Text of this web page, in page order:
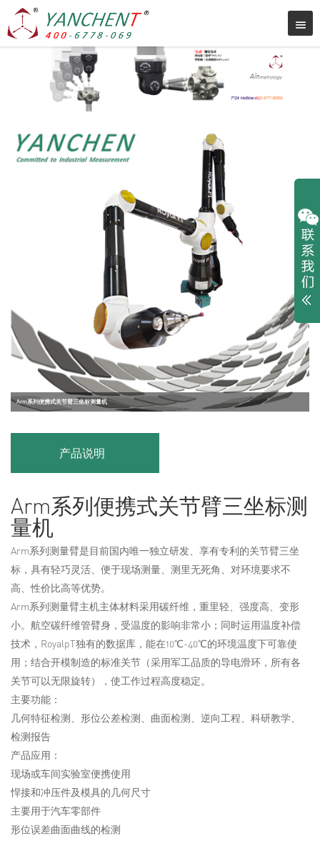
Arm系列便携式关节臂三坐标测量机
产品说明
Arm系列便携式关节臂三坐标测
量机
Arm系列测量臂是目前国内唯一独立研发、享有专利的关节臂三坐
标，具有轻巧灵活、便于现场测量、测里无死角、对环境要求不
高、性价比高等优势。
Arm系列测量臂主机主体材料采用碳纤维，重里轻、强度高、变形
小。航空碳纤维管臂身，受温度的影响非常小；同时运用温度补偿
技术，RoyalpT独有的数据库，能在10℃-40℃的环境温度下可靠使
用；结合开模制造的标准关节（采用军工品质的导电滑环，所有各
关节可以无限旋转），使工作过程高度稳定。
主要功能：
几何特征检测、形位公差检测、曲面检测、逆向工程、科研教学、
检测报告
产品应用：
现场或车间实验室便携使用
悍接和冲压件及模具的几何尺寸
主要用于汽车零部件
形位误差曲面曲线的检测